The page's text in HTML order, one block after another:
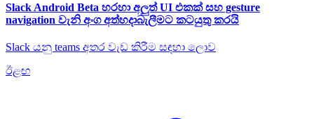
Slack Android Beta හරහා අලුත් UI එකක් සහ gesture
navigation වැනි අංග අත්හදාබැලීමට කටයුතු කරයි
Slack යනු teams අතර වැඩ කිරීම සඳහා ‍ලොව
ඊළඟ